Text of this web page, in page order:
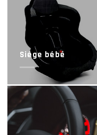
Siége bébé